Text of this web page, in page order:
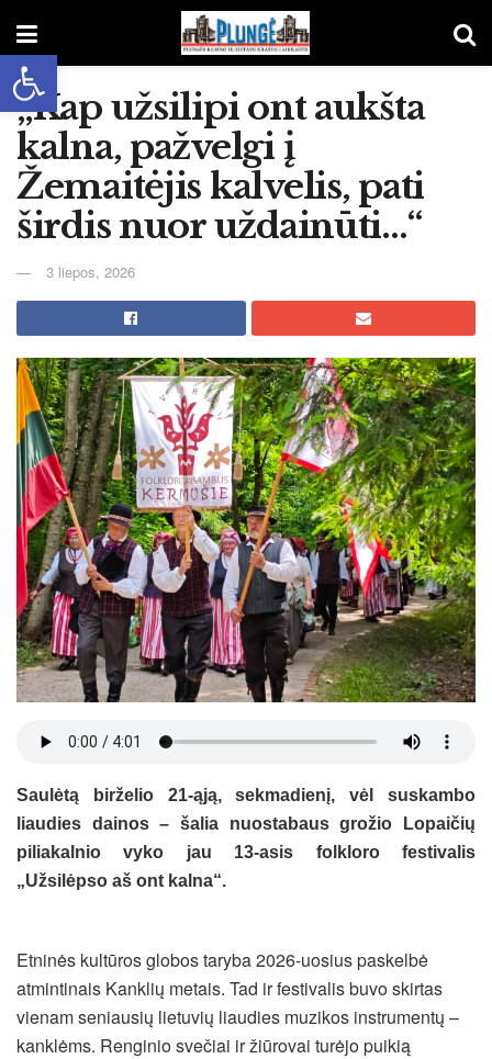
Open toolbar
„Kap užsilipi ont aukšta
kalna, pažvelgi į
Žemaitėjis kalvelis, pati
širdis nuor uždainūti…“
3 liepos, 2026
Saulėtą birželio 21-ąją, sekmadienį, vėl suskambo
liaudies dainos – šalia nuostabaus grožio Lopaičių
piliakalnio vyko jau 13-asis folkloro festivalis
„Užsilėpso aš ont kalna“.
Etninės kultūros globos taryba 2026-uosius paskelbė
atmintinais Kanklių metais. Tad ir festivalis buvo skirtas
vienam seniausių lietuvių liaudies muzikos instrumentų –
kanklėms. Renginio svečiai ir žiūrovai turėjo puikią